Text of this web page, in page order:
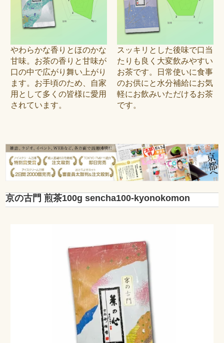
やわらかな香りとほのかな
甘味。お茶の香りと甘味が
口の中で広がり舞い上がり
ます。お手頃のため、自家
用として多くの皆様に愛用
されています。
スッキリとした後味で口当
たりも良く大変飲みやすい
お茶です。日常使いに食事
のお供にと水分補給にお気
軽にお飲みいただけるお茶
です。
京の古門 煎茶100g sencha100-kyonokomon